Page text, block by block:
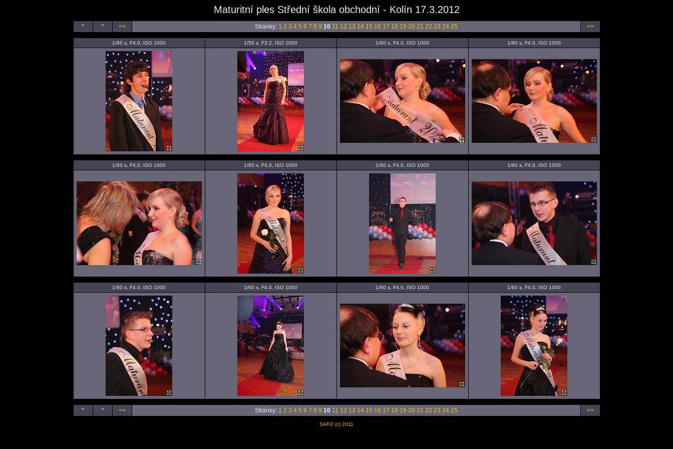
Maturitní ples Střední škola obchodní - Kolín 17.3.2012
* ^ << Stránky: 1 2 3 4 5 6 7 8 9 10 11 12 13 14 15 16 17 18 19 20 21 22 23 24 25 >>
1/60 s, F4.0, ISO 1000 1/50 s, F3.2, ISO 1000 1/60 s, F4.0, ISO 1000 1/60 s, F4.0, ISO 1000
1/60 s, F4.0, ISO 1000 1/60 s, F4.0, ISO 1000 1/60 s, F4.0, ISO 1000 1/60 s, F4.0, ISO 1000
1/60 s, F4.0, ISO 1000 1/60 s, F4.0, ISO 1000 1/60 s, F4.0, ISO 1000 1/60 s, F4.0, ISO 1000
* ^ << Stránky: 1 2 3 4 5 6 7 8 9 10 11 12 13 14 15 16 17 18 19 20 21 22 23 24 25 >>
SAFO (c) 2011